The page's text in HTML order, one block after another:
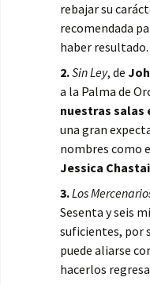
rebajar su
recomendada
haber resultado.
2.Sin Ley, de
a la Palma de
nuestras salas
una gran
nombres como
Jessica
3.Los
Sesenta y seis
suficientes, por
puede aliarse
hacerlos